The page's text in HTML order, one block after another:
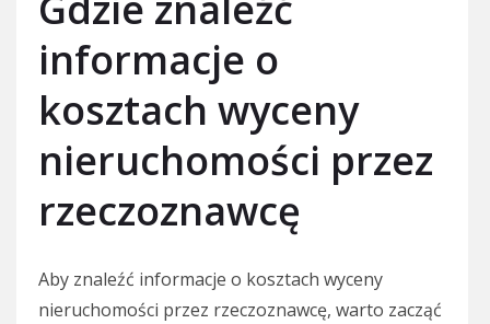
informacje o
kosztach wyceny
nieruchomości przez
rzeczoznawcę
Aby znaleźć informacje o kosztach wyceny
nieruchomości przez rzeczoznawcę, warto zacząć